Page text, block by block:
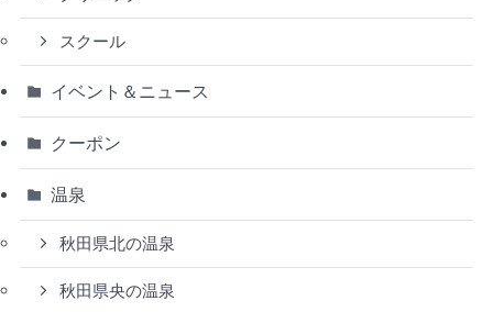
スクール
イベント＆ニュース
クーポン
温泉
秋田県北の温泉
秋田県央の温泉